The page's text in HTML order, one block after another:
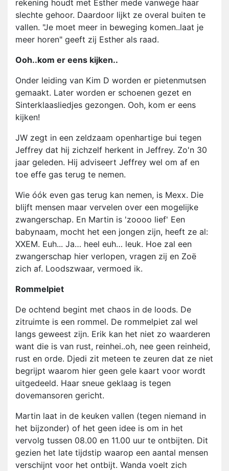
rekening houdt met Esther mede vanwege haar
slechte gehoor. Daardoor lijkt ze overal buiten te
vallen. "Je moet meer in beweging komen..laat je
meer horen" geeft zij Esther als raad.
Ooh..kom er eens kijken..
Onder leiding van Kim D worden er pietenmutsen
gemaakt. Later worden er schoenen gezet en
Sinterklaasliedjes gezongen. Ooh, kom er eens
kijken!
JW zegt in een zeldzaam openhartige bui tegen
Jeffrey dat hij zichzelf herkent in Jeffrey. Zo'n 30
jaar geleden. Hij adviseert Jeffrey wel om af en
toe effe gas terug te nemen.
Wie óók even gas terug kan nemen, is Mexx. Die
blijft mensen maar vervelen over een mogelijke
zwangerschap. En Martin is 'zoooo lief' Een
babynaam, mocht het een jongen zijn, heeft ze al:
XXEM. Euh... Ja… heel euh… leuk. Hoe zal een
zwangerschap hier verlopen, vragen zij en Zoë
zich af. Loodszwaar, vermoed ik.
Rommelpiet
De ochtend begint met chaos in de loods. De
zitruimte is een rommel. De rommelpiet zal wel
langs geweest zijn. Erik kan het niet zo waarderen
want die is van rust, reinhei..oh, nee geen reinheid,
rust en orde. Djedi zit meteen te zeuren dat ze niet
begrijpt waarom hier geen gele kaart voor wordt
uitgedeeld. Haar sneue geklaag is tegen
dovemansoren gericht.
Martin laat in de keuken vallen (tegen niemand in
het bijzonder) of het geen idee is om in het
vervolg tussen 08.00 en 11.00 uur te ontbijten. Dit
gezien het late tijdstip waarop een aantal mensen
verschijnt voor het ontbijt. Wanda voelt zich